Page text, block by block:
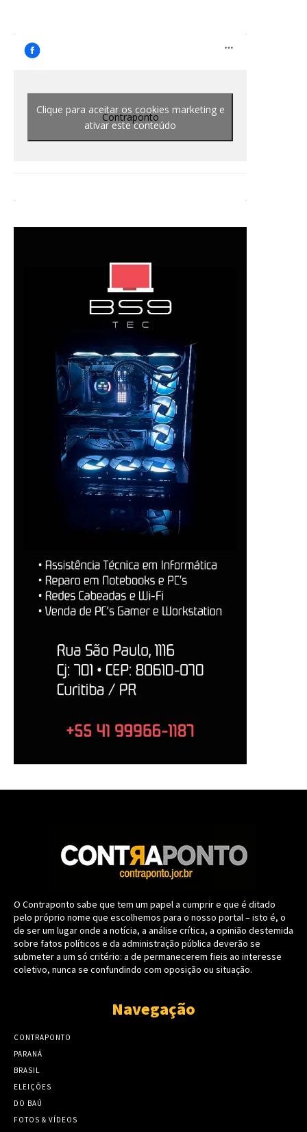
Contraponto
Clique para aceitar os cookies marketing e
ativar este conteúdo
O Contraponto sabe que tem um papel a cumprir e que é ditado
pelo próprio nome que escolhemos para o nosso portal – isto é, o
de ser um lugar onde a notícia, a análise crítica, a opinião destemida
sobre fatos políticos e da administração pública deverão se
submeter a um só critério: a de permanecerem fieis ao interesse
coletivo, nunca se confundindo com oposição ou situação.
Navegação
CONTRAPONTO
PARANÁ
BRASIL
ELEIÇÕES
DO BAÚ
FOTOS & VÍDEOS